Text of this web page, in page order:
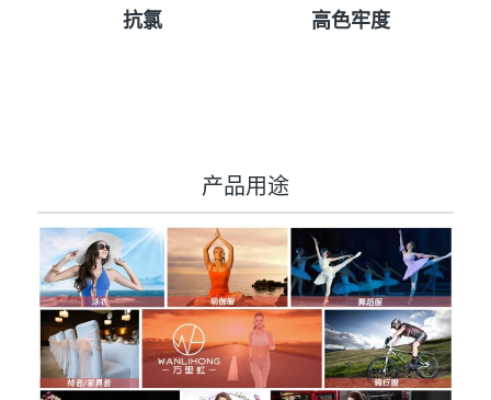
抗氯 高色牢度
产品用途